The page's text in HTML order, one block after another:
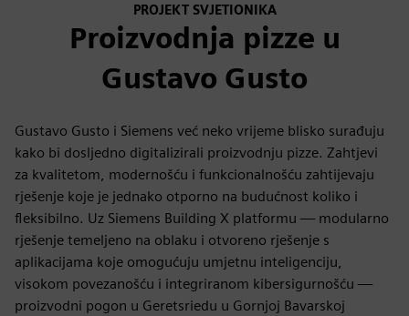
PROJEKT SVJETIONIKA
Proizvodnja pizze u
Gustavo Gusto
Gustavo Gusto i Siemens već neko vrijeme blisko surađuju
kako bi dosljedno digitalizirali proizvodnju pizze. Zahtjevi
za kvalitetom, modernošću i funkcionalnošću zahtijevaju
rješenje koje je jednako otporno na budućnost koliko i
fleksibilno. Uz Siemens Building X platformu — modularno
rješenje temeljeno na oblaku i otvoreno rješenje s
aplikacijama koje omogućuju umjetnu inteligenciju,
visokom povezanošću i integriranom kibersigurnošću —
proizvodni pogon u Geretsriedu u Gornjoj Bavarskoj